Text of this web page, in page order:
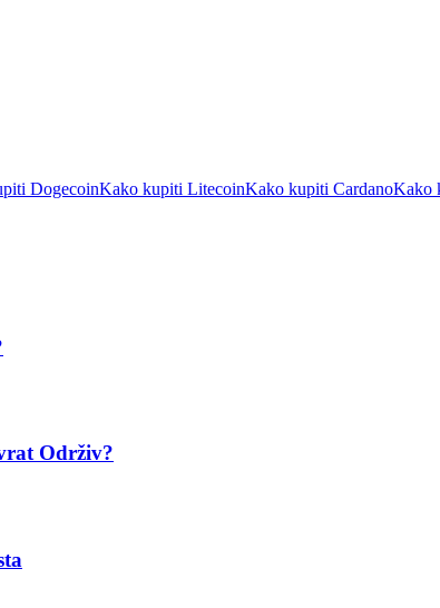
DogecoinKako kupiti LitecoinKako kupiti CardanoKako
Održiv?